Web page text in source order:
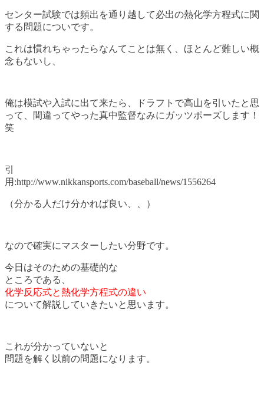
センター試験では頻出を通り越して必出の熱化学方程式に関
する問題についです。
これは慣れちゃったらなんてことは無く、ほとんど難しい概
念もないし、
俺は模試や入試に出て来たら、ドラフトで高山を引いたと思
って、間違ってやった真中監督なみにガッツポーズします！
笑
引
用:http://www.nikkansports.com/baseball/news/1556264
（分かる人だけ分かれば良い、、）
なので確実にマスターしたい分野です。
今日はそのための基礎的な
ところである、
化学反応式と熱化学方程式の違い
について解説していきたいと思います。
これが分かっていないと
問題を解く以前の問題になります。